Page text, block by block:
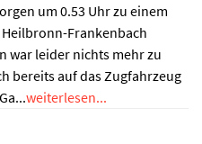
um 0.53 Uhr zu einem
Frankenbach
war leider nichts mehr zu
bereits auf das Zugfahrzeug
weiterlesen...